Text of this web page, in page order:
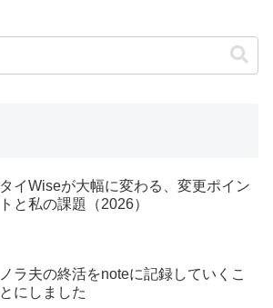
タイWiseが大幅に変わる、変更ポイン
トと私の課題（2026）
ノラ夫の終活をnoteに記録していくこ
とにしました